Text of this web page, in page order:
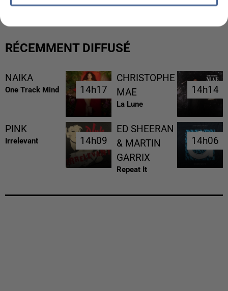
RÉCEMMENT DIFFUSÉ
NAIKA
One Track Mind 14h17
14h17
CHRISTOPHE
MAE
La Lune
14h14
14h14
PINK
Irrelevant 14h09
14h09
ED SHEERAN
& MARTIN
GARRIX
Repeat It
14h06
14h06